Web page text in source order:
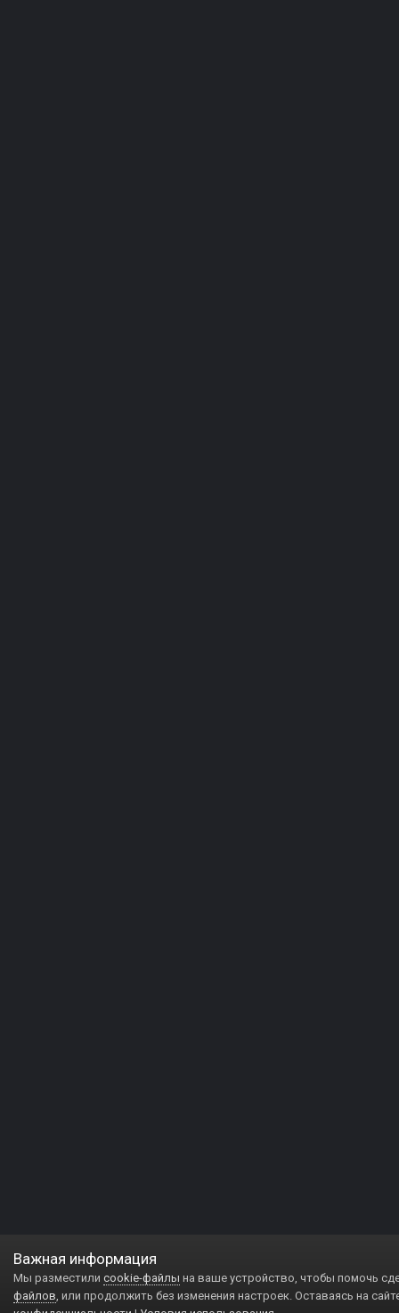
Важная информация
Мы разместили cookie-файлы на ваше устройство, чтобы помочь
файлов, или продолжить без изменения настроек. Оставаясь на